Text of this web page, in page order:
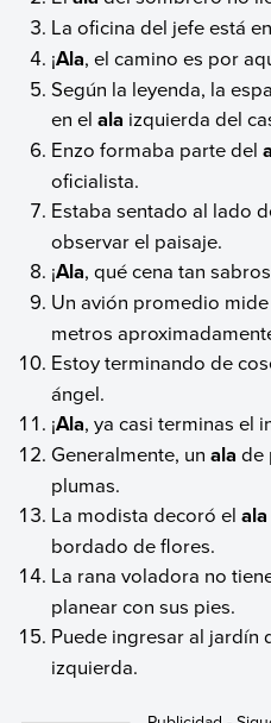
La oficina del jefe está
¡Ala, el camino es por
Según la leyenda, la
en elala izquierda del
Enzo formaba parte del
oficialista.
Estaba sentado al lado
observar el paisaje.
¡Ala, qué cena tan
Un avión promedio
metros
Estoy terminando de
ángel.
¡Ala, ya casi terminas el
Generalmente, unala de
plumas.
La modista decoró elala
bordado de flores.
La rana voladora no
planear con sus pies.
Puede ingresar al
izquierda.